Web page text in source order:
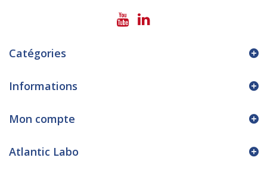
Catégories
Informations
Mon compte
Atlantic Labo